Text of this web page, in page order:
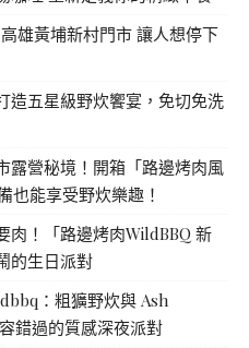
雄黃埔新村門市 讓人想停下
造五星級野炊饗宴，免切免洗
露營秘境！開箱「路邊烤肉風
也能享受野炊樂趣！
肉！「路邊烤肉WildBBQ 新
的生日派對
：粗獷野炊與 Ash
錯過的質感深夜派對